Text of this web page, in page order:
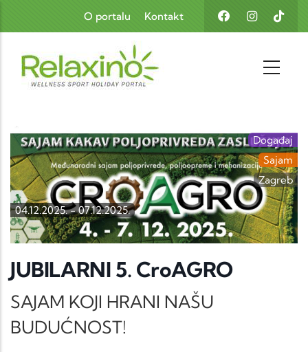
Skoči na glavni sadržaj
O portalu Kontakt
Događaj
Sajam
Zagreb
04.12.2025.-07.12.2025.
JUBILARNI 5. CroAGRO
SAJAM KOJI HRANI NAŠU
BUDUĆNOST!